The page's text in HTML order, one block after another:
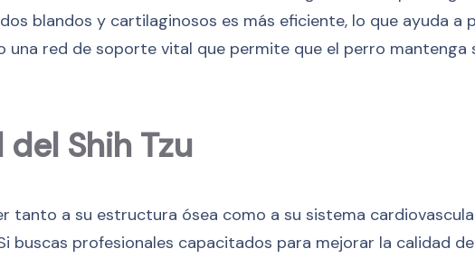
blandos y cartilaginosos es más eficiente, lo que ayuda a
red de soporte vital que permite que el perro mantenga
Shih Tzu
tanto a su estructura ósea como a su sistema
buscas profesionales capacitados para mejorar la calidad